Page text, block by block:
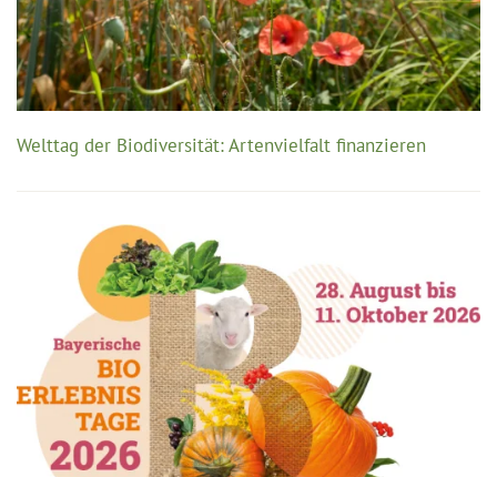
Welttag der Biodiversität: Artenvielfalt finanzieren